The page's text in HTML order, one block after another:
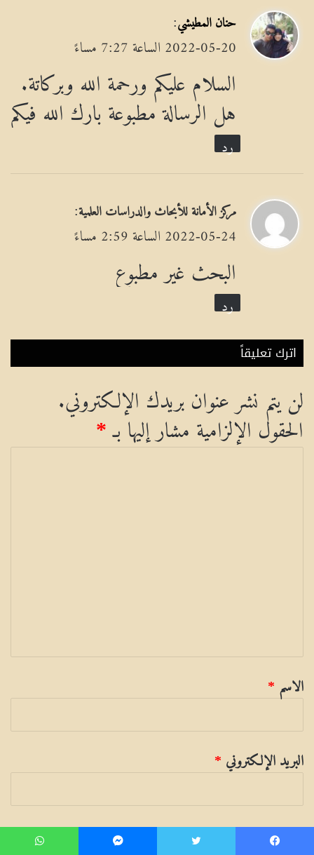
ي
ق
و
ل
حنان المطيشي:
2022-05-20 الساعة 7:27 مساءً
السلام عليكم ورحمة الله وبركاتة.
هل الرسالة مطبوعة بارك الله فيكم
رد
ي
ق
و
ل
مركز الأمانة للأبحاث والدراسات العلمية:
2022-05-24 الساعة 2:59 مساءً
البحث غير مطبوع
رد
اترك تعليقاً
لن يتم نشر عنوان بريدك الإلكتروني.
الحقول الإلزامية مشار إليها بـ*
ا
الاسم*
البريد الإلكتروني*
الموقع الإلكتروني